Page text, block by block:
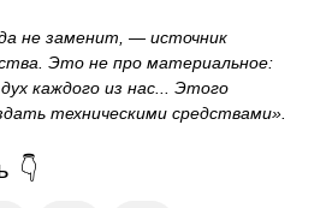
не заменит, — источник
Это не про материальное:
каждого из нас... Этого
техническими средствами».